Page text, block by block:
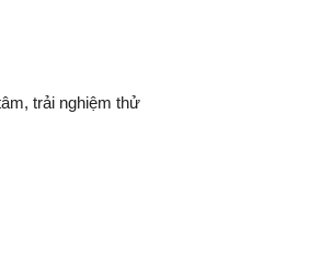
trải nghiệm thử